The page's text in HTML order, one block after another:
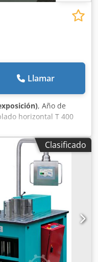
Llamar
, Año de
horizontal T 400
semiautomático -
- incluye perno de
para herramientas
de 40
de 0 a 250 mm -
de trabajo máx. 10
hidráulica ajustable
250 mm - potencia
Hz, 3 fases - altura de
placa de desgaste
RAL 5012 / RAL
de doblado:
hasta 65 mm
Clasificado